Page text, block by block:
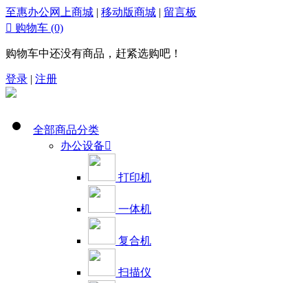
至惠办公网上商城 | 移动版商城 | 留言板
 购物车 (0)
购物车中还没有商品，赶紧选购吧！
登录 | 注册
全部商品分类
办公设备
打印机
一体机
复合机
扫描仪